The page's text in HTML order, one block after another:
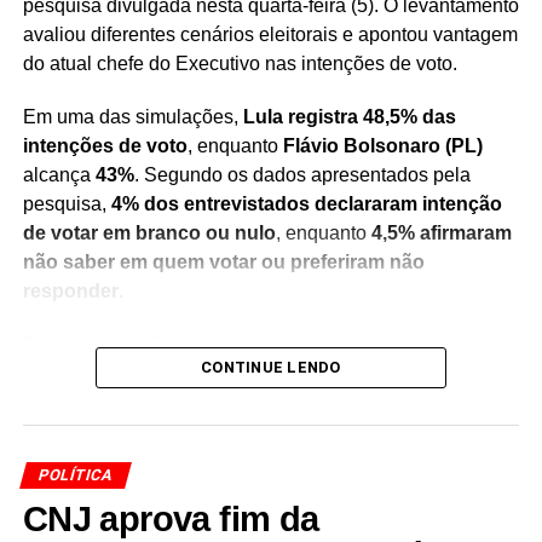
pesquisa divulgada nesta quarta-feira (5). O levantamento
avaliou diferentes cenários eleitorais e apontou vantagem
do atual chefe do Executivo nas intenções de voto.
Em uma das simulações, Lula registra 48,5% das
intenções de voto, enquanto Flávio Bolsonaro (PL)
alcança 43%. Segundo os dados apresentados pela
pesquisa, 4% dos entrevistados declararam intenção
de votar em branco ou nulo, enquanto 4,5% afirmaram
não saber em quem votar ou preferiram não
Os números refletem um recorte do cenário eleitoral no
momento da realização do levantamento e servem como
Pesquisas de intenção de voto não representam
resultado definitivo das eleições
para acompanhar a evolução do cenário político e das
tendências entre os eleitores.
CONTINUE LENDO
POLÍTICA
CNJ aprova fim da